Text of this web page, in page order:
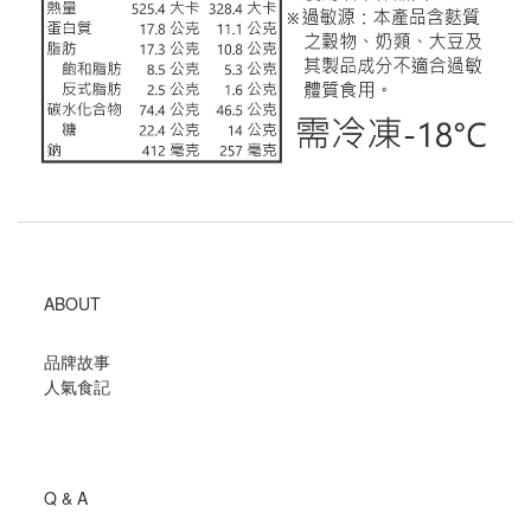
ABOUT
品牌故事
人氣食記
Q & A